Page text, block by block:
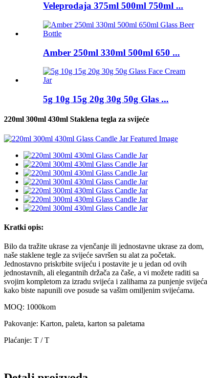
Veleprodaja 375ml 500ml 750ml ...
Amber 250ml 330ml 500ml 650 ...
5g 10g 15g 20g 30g 50g Glas ...
220ml 300ml 430ml Staklena tegla za svijeće
Kratki opis:
Bilo da tražite ukrase za vjenčanje ili jednostavne ukrase za dom,
naše staklene tegle za svijeće savršen su alat za početak.
Jednostavno priskrbite svijeću i postavite je u jedan od ovih
jednostavnih, ali elegantnih držača za čaše, a vi možete raditi sa
svojim kompletom za izradu svijeća i zalihama za punjenje svijeća
kako biste napunili ove posude sa vašim omiljenim svijećama.
MOQ: 1000kom
Pakovanje: Karton, paleta, karton sa paletama
Plaćanje: T / T